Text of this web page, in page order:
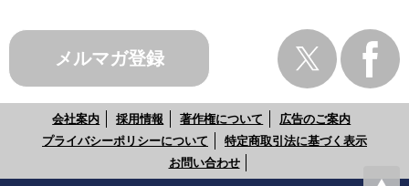
メルマガ登録
会社案内 採用情報 著作権について
広告のご案内
プライバシーポリシーについて
特定商取引法に基づく表示
お問い合わせ